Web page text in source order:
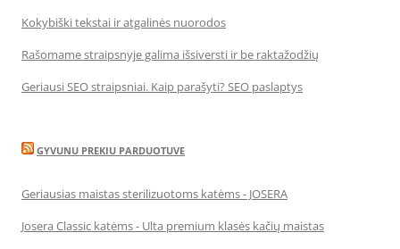
Kokybiški tekstai ir atgalinės nuorodos
Rašomame straipsnyje galima išsiversti ir be raktažodžių
Geriausi SEO straipsniai. Kaip parašyti? SEO paslaptys
GYVUNU PREKIU PARDUOTUVE
Geriausias maistas sterilizuotoms katėms - JOSERA
Josera Classic katėms - Ulta premium klasės kačių maistas